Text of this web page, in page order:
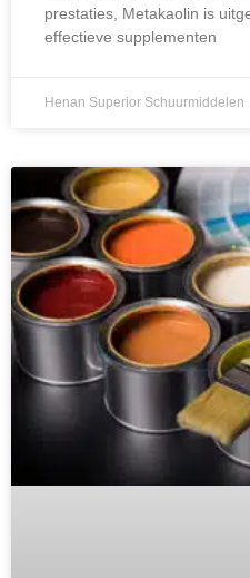
prestaties, Metakaolin is
effectieve supplementen
Henan Superior Schuurmiddelen